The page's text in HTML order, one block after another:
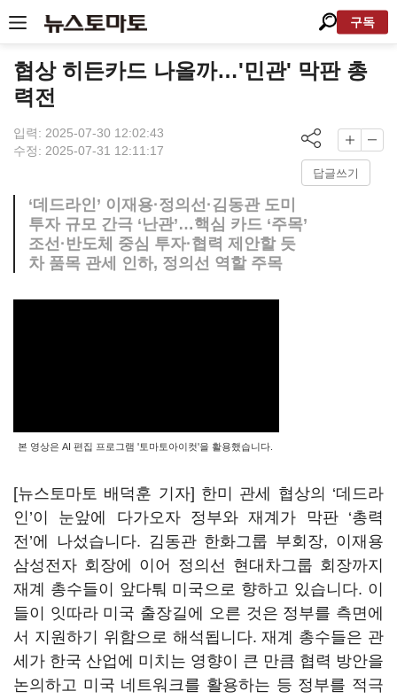
구독
협상 히든카드 나올까…'민관' 막판 총
력전
입력: 2025-07-30 12:02:43
수정: 2025-07-31 12:11:17
답글쓰기
‘데드라인’ 이재용·정의선·김동관 도미
투자 규모 간극 ‘난관’…핵심 카드 ‘주목’
조선·반도체 중심 투자·협력 제안할 듯
차 품목 관세 인하, 정의선 역할 주목
본 영상은 AI 편집 프로그램 '토마토아이컷'을 활용했습니다.
[뉴스토마토 배덕훈 기자] 한미 관세 협상의 ‘데드라
인’이 눈앞에 다가오자 정부와 재계가 막판 ‘총력
전’에 나섰습니다. 김동관 한화그룹 부회장, 이재용
삼성전자 회장에 이어 정의선 현대차그룹 회장까지
재계 총수들이 앞다퉈 미국으로 향하고 있습니다. 이
들이 잇따라 미국 출장길에 오른 것은 정부를 측면에
서 지원하기 위함으로 해석됩니다.재계 총수들은 관
세가 한국 산업에 미치는 영향이 큰 만큼 협력 방안을
논의하고 미국 네트워크를 활용하는 등 정부를 적극